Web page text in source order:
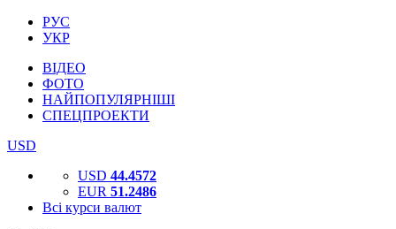
РУС
УКР
ВІДЕО
ФОТО
НАЙПОПУЛЯРНІШІ
СПЕЦПРОЕКТИ
USD
USD 44.4572
EUR 51.2486
Всі курси валют